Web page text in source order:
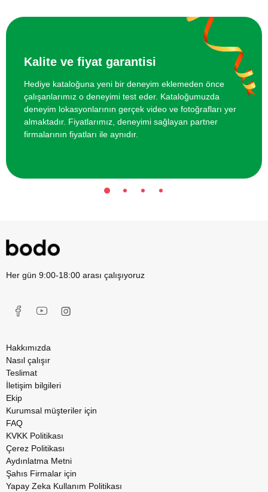
İki Kişi için Resim Atölyesi 1700 TL
500 TL
Online Temel Karakalem Kursu 750 TL
Online Heykel Kursu 750 TL
Kalite ve fiyat garantisi
Hediye kataloğuna yeni bir deneyim eklemeden önce
çalışanlarımız o deneyimi test eder. Kataloğumuzda
deneyim lokasyonlarının gerçek video ve fotoğrafları yer
almaktadır. Fiyatlarımız, deneyimi sağlayan partner
firmalarının fiyatları ile aynıdır.
Her gün 9:00-18:00 arası çalışıyoruz
Hakkımızda
Nasıl çalışır
Teslimat
İletişim bilgileri
Ekip
Kurumsal müşteriler için
FAQ
KVKK Politikası
Çerez Politikası
Aydınlatma Metni
Şahıs Firmalar için
Yapay Zeka Kullanım Politikası